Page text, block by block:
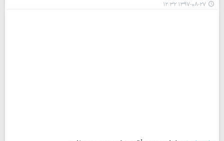
۱۳۹۷-۰۸-۲۷ ۱۲:۳۲